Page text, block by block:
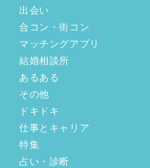
出会い
合コン・街コン
マッチングアプリ
結婚相談所
あるある
その他
ドキドキ
仕事とキャリア
特集
占い・診断